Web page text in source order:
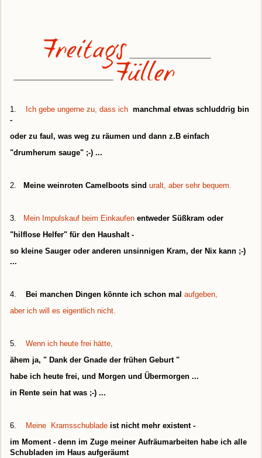
1. Ich gebe ungerne zu, dass ich manchmal etwas schluddrig bin
-
oder zu faul, was weg zu räumen und dann z.B einfach
"drumherum sauge" ;-) ...
2. Meine weinroten Camelboots sind uralt, aber sehr bequem.
3. Mein Impulskauf beim Einkaufen entweder Süßkram oder
"hilflose Helfer" für den Haushalt -
so kleine Sauger oder anderen unsinnigen Kram, der Nix kann ;-)
...
4. Bei manchen Dingen könnte ich schon mal aufgeben,
aber ich will es eigentlich nicht.
5. Wenn ich heute frei hätte,
ähem ja, " Dank der Gnade der frühen Geburt "
habe ich heute frei, und Morgen und Übermorgen ...
in Rente sein hat was ;-) ...
6. Meine Kramsschublade ist nicht mehr existent -
im Moment - denn im Zuge meiner Aufräumarbeiten habe ich alle
Schubladen im Haus aufgeräumt